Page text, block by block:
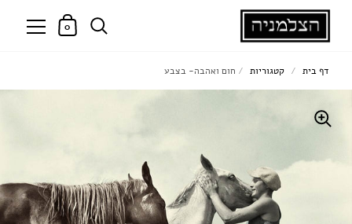
0
דף בית / קטגוריות / חום ואהבה- בצבע